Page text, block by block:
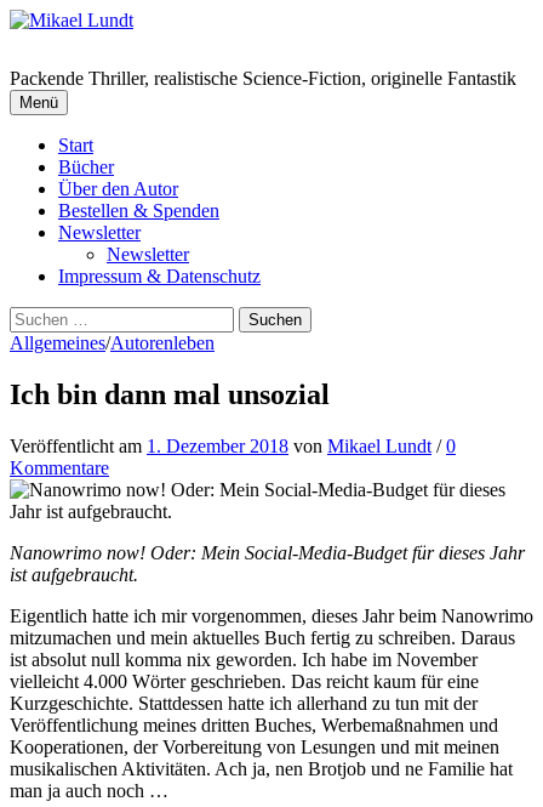
Springe
Packende Thriller, realistische Science-Fiction, originelle Fantastik
Menü
Start
Bücher
Über den Autor
Bestellen & Spenden
Newsletter
Newsletter
Impressum & Datenschutz
Suchen
nach:
Allgemeines/Autorenleben
Ich bin dann mal unsozial
Veröffentlicht am 1. Dezember 2018 von Mikael Lundt /0
Kommentare
Nanowrimo now! Oder: Mein Social-Media-Budget für dieses Jahr
ist aufgebraucht.
Eigentlich hatte ich mir vorgenommen, dieses Jahr beim Nanowrimo
mitzumachen und mein aktuelles Buch fertig zu schreiben. Daraus
ist absolut null komma nix geworden. Ich habe im November
vielleicht 4.000 Wörter geschrieben. Das reicht kaum für eine
Kurzgeschichte. Stattdessen hatte ich allerhand zu tun mit der
Veröffentlichung meines dritten Buches, Werbemaßnahmen und
Kooperationen, der Vorbereitung von Lesungen und mit meinen
musikalischen Aktivitäten. Ach ja, nen Brotjob und ne Familie hat
man ja auch noch …